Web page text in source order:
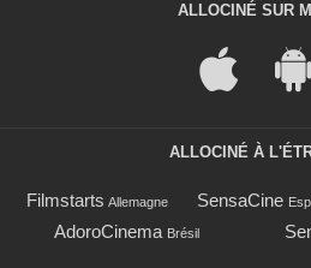
ALLOCINÉ SUR
ALLOCINÉ À
Filmstarts Allemagne SensaCine
AdoroCinema Brésil